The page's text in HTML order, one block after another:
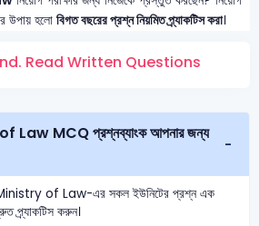
উপায় হলোবিগত বছরের প্রশ্ন নিয়মিত প্র্যাকটিস করা।
Read Written Questions
Law MCQ প্রশ্নব্যাংক আপনার জন্য
of Law-এর সকল ইউনিটের প্রশ্ন এক
প্র্যাকটিস করুন।